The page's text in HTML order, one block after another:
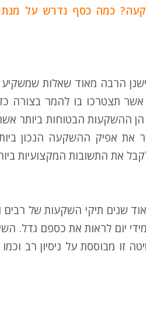
כמה כסף נדרש על
ישנן הרבה מאוד שאלות
תצטרכו בו להמר בצורה
ההשקעות הבטוחות ביותר אשר
את אפיק ההשקעה הנכון
את התשובות המקצועיות
שנים תיקי השקעות של רבים
יום לראות את כספם גדל.
זו מבוססת על ניסיון רב